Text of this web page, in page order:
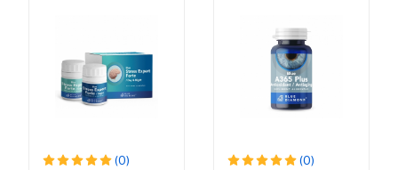
(0) (0)